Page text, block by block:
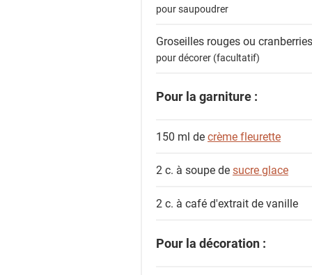
pour saupoudrer
Groseilles rouges ou
pour décorer (facultatif)
Pour la garniture :
150 ml decrème fleurette
2 c. à soupe desucre glace
2 c. à caféd'extrait de vanille
Pour la décoration :